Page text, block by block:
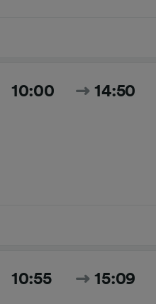
10:00 14:50
10:55 15:09